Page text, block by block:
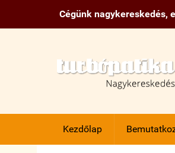
Cégünk nagykereskedés,
Kezdőlap